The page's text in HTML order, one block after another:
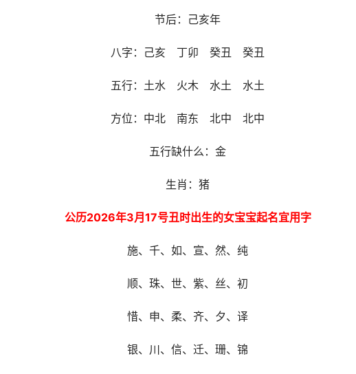
节后：己亥年
八字：己亥 丁卯 癸丑 癸丑
五行：土水 火木 水土 水土
方位：中北 南东 北中 北中
五行缺什么：金
生肖：猪
公历2026年3月17号丑时出生的女宝宝起名宜用字
施、千、如、宣、然、纯
顺、珠、世、紫、丝、初
惜、申、柔、齐、夕、译
银、川、信、迁、珊、锦